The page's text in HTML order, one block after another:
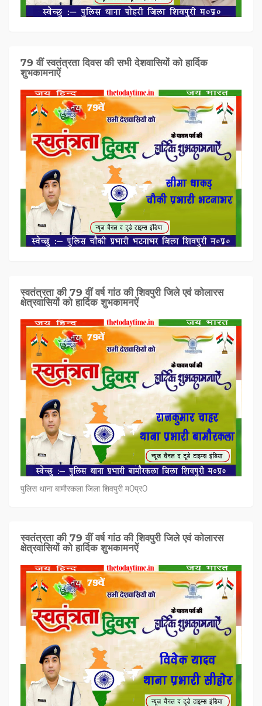
79 वीं स्वतंत्रता दिवस की सभी देशवासियों को हार्दिक
शुभकामनाऐं
स्वतंत्रता की 79 वीं वर्ष गांठ की शिवपुरी जिले एवं कोलारस
क्षेत्रवासियों को हार्दिक शुभकामनऐं
पुलिस थाना बामौरकला जिला शिवपुरी म0प्र0
स्वतंत्रता की 79 वीं वर्ष गांठ की शिवपुरी जिले एवं कोलारस
क्षेत्रवासियों को हार्दिक शुभकामनऐं